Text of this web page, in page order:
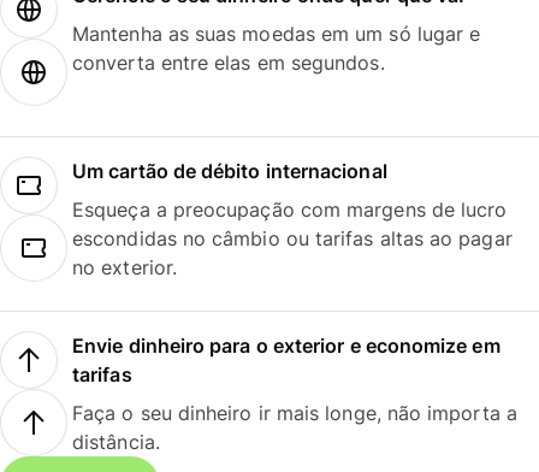
Mantenha as suas moedas em um só lugar e
converta entre elas em segundos.
Um cartão de débito internacional
Esqueça a preocupação com margens de lucro
escondidas no câmbio ou tarifas altas ao pagar
no exterior.
Envie dinheiro para o exterior e economize em
tarifas
Faça o seu dinheiro ir mais longe, não importa a
distância.